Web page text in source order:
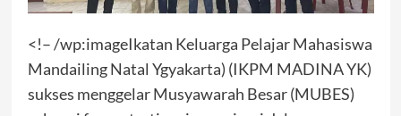
<!– /wp:imageIkatan Keluarga Pelajar Mahasiswa
Mandailing Natal Ygyakarta) (IKPM MADINA YK)
sukses menggelar Musyawarah Besar (MUBES)